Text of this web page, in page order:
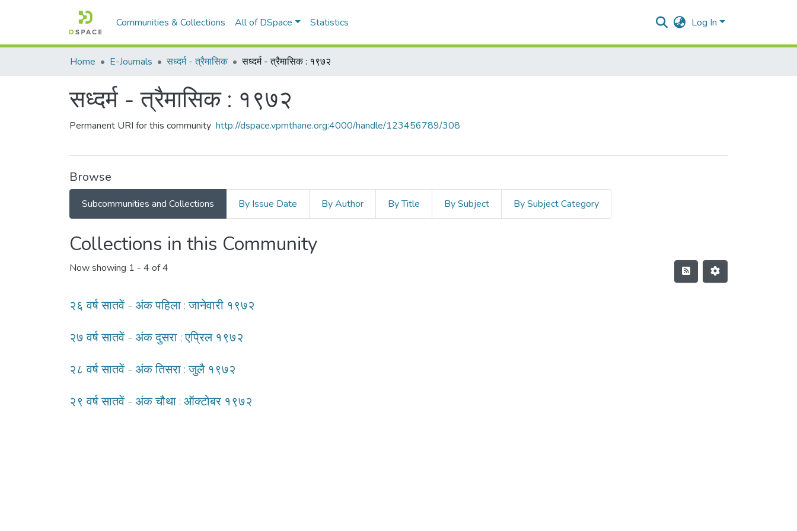
Communities & Collections All of DSpace Statistics Log In
Home E-Journals सध्दर्म - त्रैमासिक सध्दर्म - त्रैमासिक : १९७२
सध्दर्म - त्रैमासिक : १९७२
Permanent URI for this community http://dspace.vpmthane.org:4000/handle/123456789/308
Browse
Subcommunities and Collections By Issue Date By Author By Title By Subject By Subject Category
Collections in this Community
Now showing 1 - 4 of 4
२६ वर्ष सातवें - अंक पहिला : जानेवारी १९७२
२७ वर्ष सातवें - अंक दुसरा : एप्रिल १९७२
२८ वर्ष सातवें - अंक तिसरा : जुलै १९७२
२९ वर्ष सातवें - अंक चौथा : ऑक्टोबर १९७२